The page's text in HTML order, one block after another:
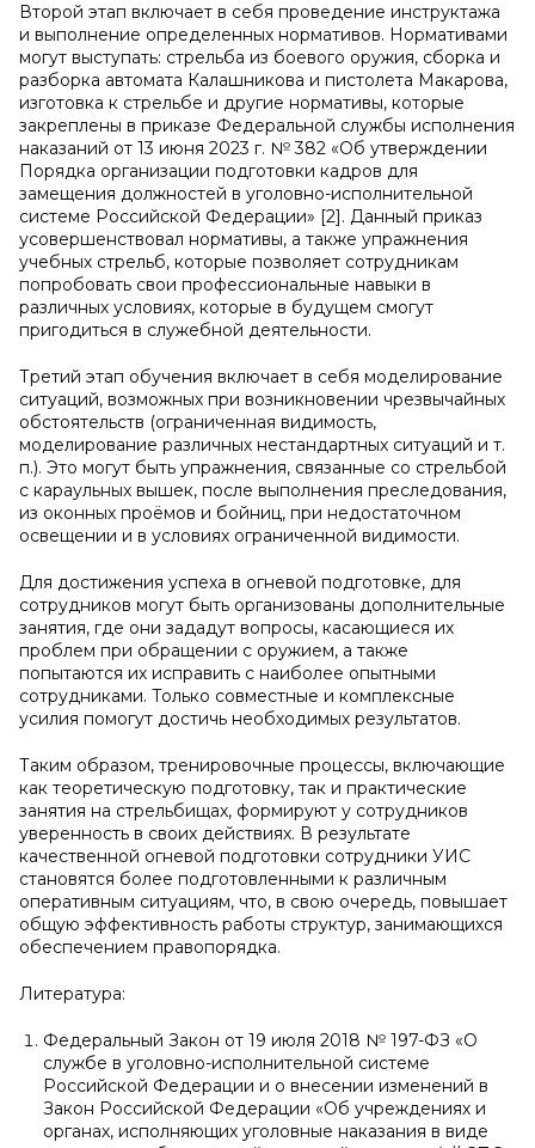
Второй этап включает в себя проведение инструктажа
и выполнение определенных нормативов. Нормативами
могут выступать: стрельба из боевого оружия, сборка и
разборка автомата Калашникова и пистолета Макарова,
изготовка к стрельбе и другие нормативы, которые
закреплены в приказе Федеральной службы исполнения
наказаний от 13 июня 2023 г. № 382 «Об утверждении
Порядка организации подготовки кадров для
замещения должностей в уголовно-исполнительной
системе Российской Федерации» [2]. Данный приказ
усовершенствовал нормативы, а также упражнения
учебных стрельб, которые позволяет сотрудникам
попробовать свои профессиональные навыки в
различных условиях, которые в будущем смогут
пригодиться в служебной деятельности.
Третий этап обучения включает в себя моделирование
ситуаций, возможных при возникновении чрезвычайных
обстоятельств (ограниченная видимость,
моделирование различных нестандартных ситуаций и т.
п.). Это могут быть упражнения, связанные со стрельбой
с караульных вышек, после выполнения преследования,
из оконных проёмов и бойниц, при недостаточном
освещении и в условиях ограниченной видимости.
Для достижения успеха в огневой подготовке, для
сотрудников могут быть организованы дополнительные
занятия, где они зададут вопросы, касающиеся их
проблем при обращении с оружием, а также
попытаются их исправить с наиболее опытными
сотрудниками. Только совместные и комплексные
усилия помогут достичь необходимых результатов.
Таким образом, тренировочные процессы, включающие
как теоретическую подготовку, так и практические
занятия на стрельбищах, формируют у сотрудников
уверенность в своих действиях. В результате
качественной огневой подготовки сотрудники УИС
становятся более подготовленными к различным
оперативным ситуациям, что, в свою очередь, повышает
общую эффективность работы структур, занимающихся
обеспечением правопорядка.
Литература:
Федеральный Закон от 19 июля 2018 № 197-ФЗ «О
службе в уголовно-исполнительной системе
Российской Федерации и о внесении изменений в
Закон Российской Федерации «Об учреждениях и
органах, исполняющих уголовные наказания в виде